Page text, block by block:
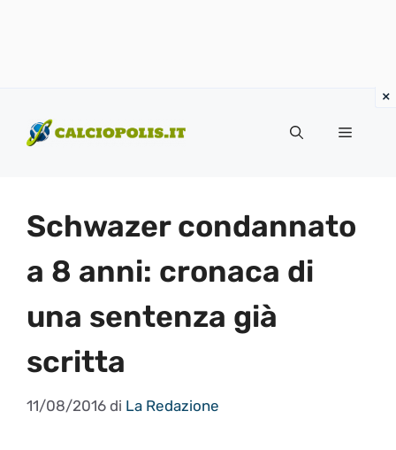
contenuto
Menu
Schwazer condannato
a 8 anni: cronaca di
una sentenza già
scritta
11/08/2016 di La Redazione